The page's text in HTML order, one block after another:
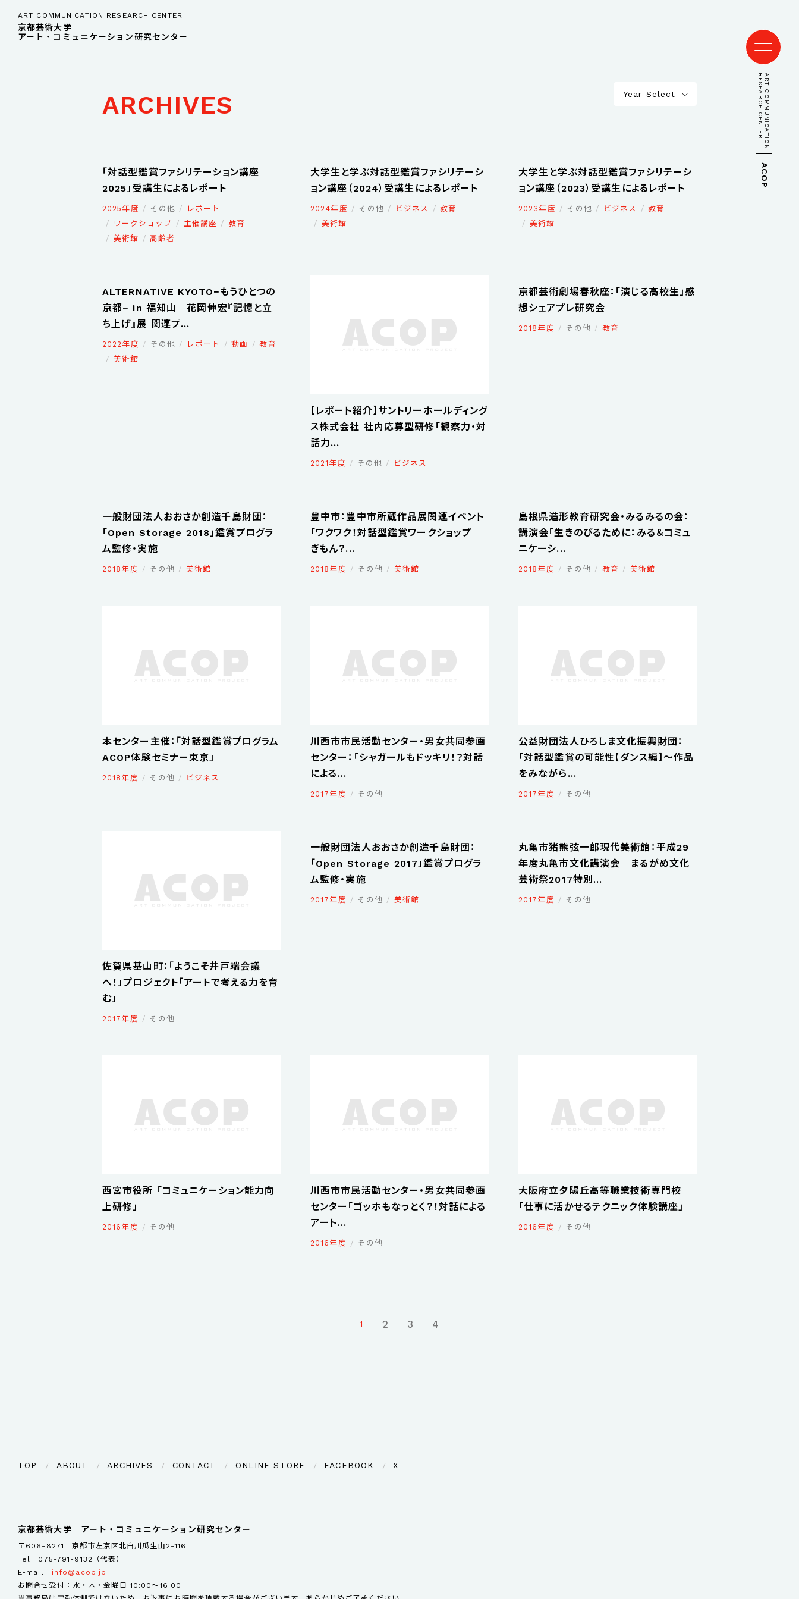
ART COMMUNICATION
RESEARCH CENTER
ACOP
ART COMMUNICATION RESEARCH CENTER
京都芸術大学
アート・コミュニケーション研究センター
ARCHIVES Year Select
「対話型鑑賞ファシリテーション講座
2025」受講生によるレポート
2025年度 その他
レポート
ワークショップ
主催講座
教育
美術館
高齢者
大学生と学ぶ対話型鑑賞ファシリテーシ
ョン講座（2024）受講生によるレポート
2024年度 その他 ビジネス
教育
美術館
大学生と学ぶ対話型鑑賞ファシリテーシ
ョン講座（2023）受講生によるレポート
2023年度 その他 ビジネス
教育
美術館
ALTERNATIVE KYOTO−もうひとつの
京都− in 福知山 花岡伸宏『記憶と立
ち上げ』展 関連プ...
2022年度 その他 レポート 動画
教育
美術館
【レポート紹介】サントリーホールディング
ス株式会社 社内応募型研修「観察力・対
話力...
2021年度 その他 ビジネス
京都芸術劇場春秋座：「演じる高校生」感
想シェアプレ研究会
2018年度 その他 教育
一般財団法人おおさか創造千島財団：
「Open Storage 2018」鑑賞プログラ
ム監修・実施
2018年度 その他 美術館
豊中市：豊中市所蔵作品展関連イベント
「ワクワク！対話型鑑賞ワークショップ
ぎもん？...
2018年度 その他 美術館
島根県造形教育研究会・みるみるの会：
講演会「生きのびるために：みる＆コミュ
ニケーシ...
2018年度 その他 教育 美術館
本センター主催：「対話型鑑賞プログラム
ACOP体験セミナー東京」
2018年度 その他 ビジネス
川西市市民活動センター・男女共同参画
センター：「シャガールもドッキリ！？対話
による...
2017年度 その他
公益財団法人ひろしま文化振興財団：
「対話型鑑賞の可能性【ダンス編】～作品
をみながら...
2017年度 その他
佐賀県基山町：「ようこそ井戸端会議
へ！」プロジェクト「アートで考える力を育
む」
2017年度 その他
一般財団法人おおさか創造千島財団：
「Open Storage 2017」鑑賞プログラ
ム監修・実施
2017年度 その他 美術館
丸亀市猪熊弦一郎現代美術館：平成29
年度丸亀市文化講演会 まるがめ文化
芸術祭2017特別...
2017年度 その他
西宮市役所 「コミュニケーション能力向
上研修」
2016年度 その他
川西市市民活動センター・男女共同参画
センター「ゴッホもなっとく？！対話による
アート...
2016年度 その他
大阪府立夕陽丘高等職業技術専門校
「仕事に活かせるテクニック体験講座」
2016年度 その他
1 2 3 4
TOP ABOUT ARCHIVES CONTACT ONLINE STORE FACEBOOK X
京都芸術大学 アート・コミュニケーション研究センター
〒606-8271 京都市左京区北白川瓜生山2-116
Tel 075-791-9132（代表）
E-mail info@acop.jp
お問合せ受付：水・木・金曜日 10:00～16:00